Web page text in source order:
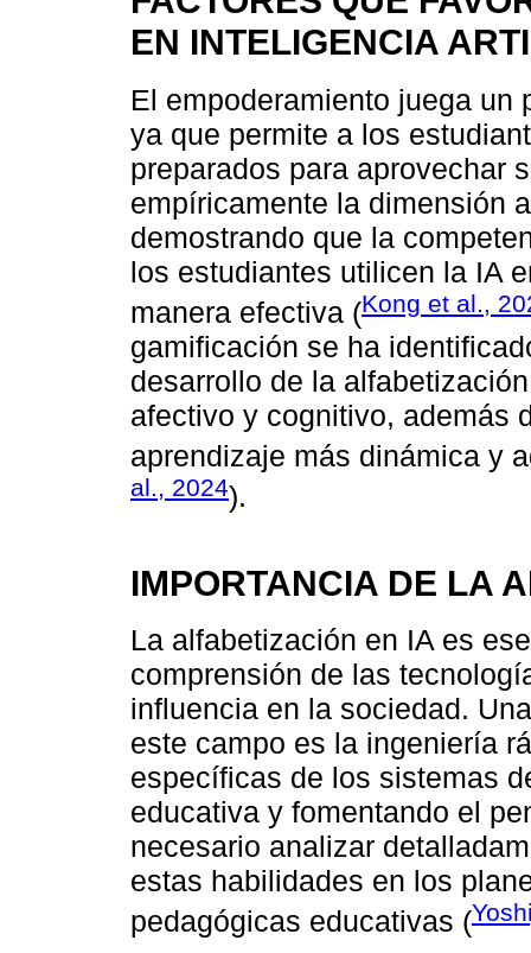
EN INTELIGENCIA
El empoderamiento juega
ya que permite a los
preparados para aprovechar
empíricamente la dimensión
demostrando que la
los estudiantes utilicen la IA
manera efectiva (Kong et al.,
gamificación se ha
desarrollo de la
afectivo y cognitivo, además
aprendizaje más dinámica y
al., 2024).
IMPORTANCIA DE LA
La alfabetización en IA es
comprensión de las
influencia en la sociedad.
este campo es la ingeniería
específicas de los sistemas
educativa y fomentando el
necesario analizar
estas habilidades en los
pedagógicas educativas (